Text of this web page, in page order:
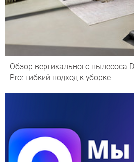
Обзор вертикального пылесоса
Pro: гибкий подход к уборке